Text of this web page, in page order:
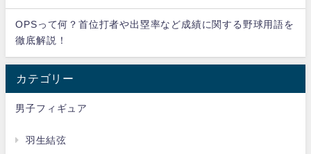
OPSって何？首位打者や出塁率など成績に関する野球用語を
徹底解説！
カテゴリー
男子フィギュア
羽生結弦